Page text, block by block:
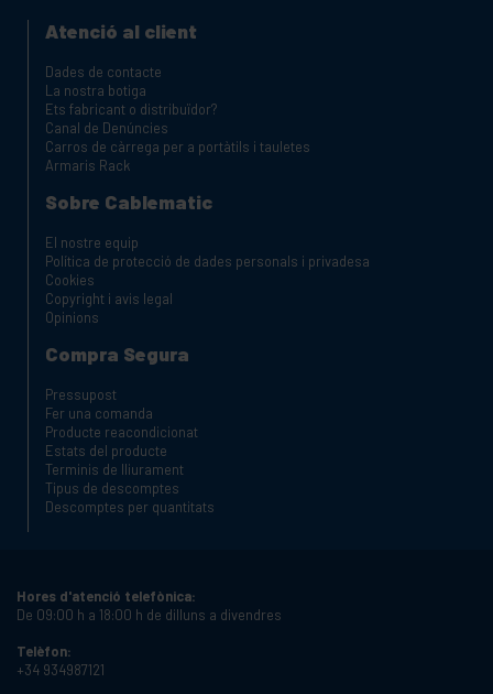
Atenció al client
Dades de contacte
La nostra botiga
Ets fabricant o distribuïdor?
Canal de Denúncies
Carros de càrrega per a portàtils i tauletes
Armaris Rack
Sobre Cablematic
El nostre equip
Política de protecció de dades personals i privadesa
Cookies
Copyright i avis legal
Opinions
Compra Segura
Pressupost
Fer una comanda
Producte reacondicionat
Estats del producte
Terminis de lliurament
Tipus de descomptes
Descomptes per quantitats
Hores d'atenció telefònica:
De 09:00 h a 18:00 h de dilluns a divendres
Telèfon:
+34 934987121